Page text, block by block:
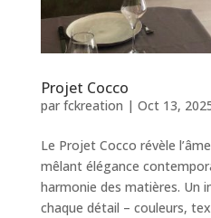
Projet Cocco
par fckreation | Oct 13,
Le Projet Cocco révèle
mêlant élégance
harmonie des matières. Un
chaque détail – couleurs,